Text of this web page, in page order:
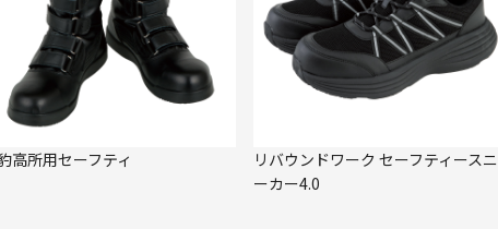
高所用セーフティ
リバウンドワーク セーフティースニ
ーカー4.0